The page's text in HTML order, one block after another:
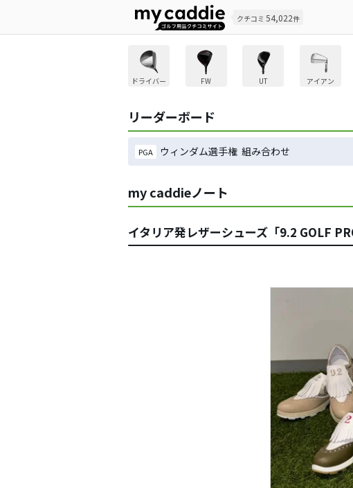
クチコミ 54,022件
ドライバー FW UT アイアン
リーダーボード
PGA ウィンダム選手権 組み合わせ
my caddieノート
イタリア発レザーシューズ「9.2 GOLF